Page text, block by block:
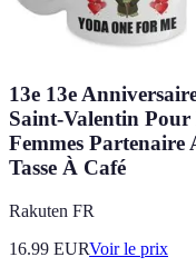
13e 13e
Saint-Valentin Pour
Femmes
Tasse À Café
Rakuten FR
16.99 EURVoir le prix